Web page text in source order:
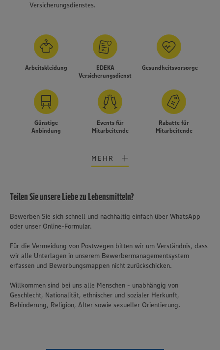
Versicherungsdienstes.
Arbeitskleidung
EDEKA
Versicherungsdienst
Gesundheitsvorsorge
Günstige
Anbindung
Events für
Mitarbeitende
Rabatte für
Mitarbeitende
MEHR
Teilen Sie unsere Liebe zu Lebensmitteln?
Bewerben Sie sich schnell und nachhaltig einfach über WhatsApp
oder unser Online-Formular.
Für die Vermeidung von Postwegen bitten wir um Verständnis, dass
wir alle Unterlagen in unserem Bewerbermanagementsystem
erfassen und Bewerbungsmappen nicht zurückschicken.
Willkommen sind bei uns alle Menschen - unabhängig von
Geschlecht, Nationalität, ethnischer und sozialer Herkunft,
Behinderung, Religion, Alter sowie sexueller Orientierung.